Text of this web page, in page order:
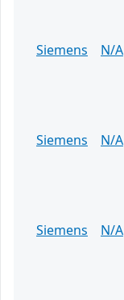
Siemens
N/A
Siemens
N/A
Siemens
N/A